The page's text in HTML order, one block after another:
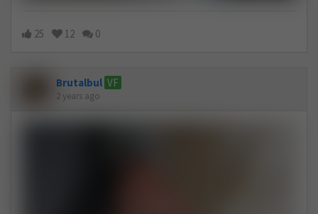
25 12 0
Brutalbul VF
2 years ago